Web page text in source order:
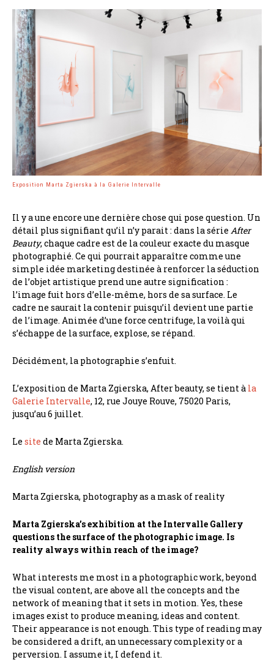
Exposition Marta Zgierska à la Galerie Intervalle
Il y a une encore une dernière chose qui pose question. Un
détail plus signifiant qu’il n’y parait : dans la série After
Beauty, chaque cadre est de la couleur exacte du masque
photographié. Ce qui pourrait apparaître comme une
simple idée marketing destinée à renforcer la séduction
de l’objet artistique prend une autre signification :
l’image fuit hors d’elle-même, hors de sa surface. Le
cadre ne saurait la contenir puisqu’il devient une partie
de l’image. Animée d’une force centrifuge, la voilà qui
s’échappe de la surface, explose, se répand.
Décidément, la photographie s’enfuit.
L’exposition de Marta Zgierska, After beauty, se tient à la
Galerie Intervalle, 12, rue Jouye Rouve, 75020 Paris,
jusqu’au 6 juillet.
Le site de Marta Zgierska.
English version
Marta Zgierska, photography as a mask of reality
Marta Zgierska’s exhibition at the Intervalle Gallery
questions the surface of the photographic image. Is
reality always within reach of the image?
What interests me most in a photographic work, beyond
the visual content, are above all the concepts and the
network of meaning that it sets in motion. Yes, these
images exist to produce meaning, ideas and content.
Their appearance is not enough. This type of reading may
be considered a drift, an unnecessary complexity or a
perversion. I assume it, I defend it.